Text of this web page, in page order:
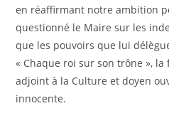
en réaffirmant notre ambition
questionné le Maire sur les
que les pouvoirs que lui
« Chaque roi sur son trône », la
adjoint à la Culture et doyen
innocente.